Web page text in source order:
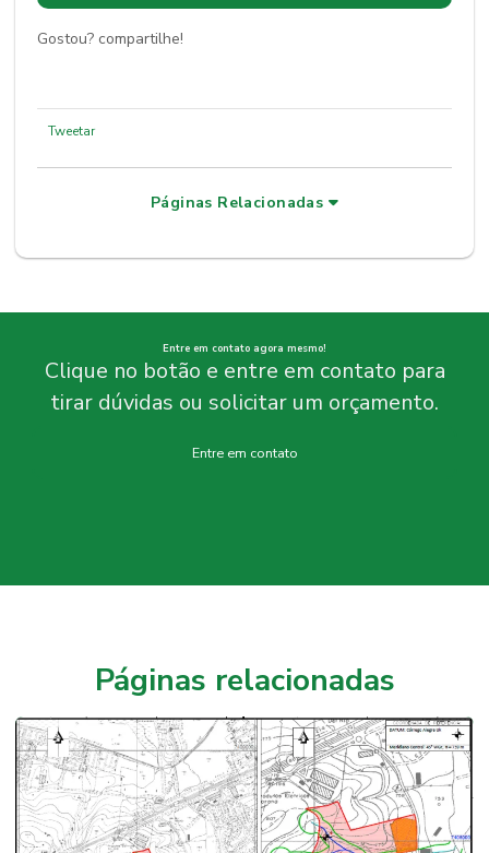
Gostou? compartilhe!
Tweetar
Páginas Relacionadas
Entre em contato agora mesmo!
Clique no botão e entre em contato para
tirar dúvidas ou solicitar um orçamento.
Entre em contato
Páginas relacionadas